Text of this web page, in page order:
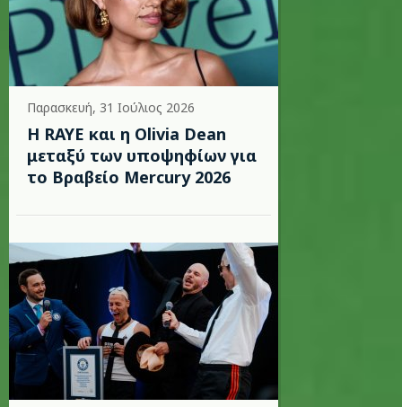
Παρασκευή, 31 Ιούλιος 2026
Η RAYE και η Olivia Dean
μεταξύ των υποψηφίων για
το Βραβείο Mercury 2026